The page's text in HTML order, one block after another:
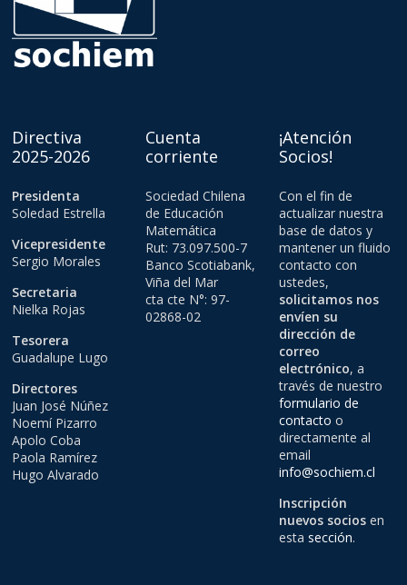
Directiva
2025-2026
Presidenta
Soledad Estrella
Vicepresidente
Sergio Morales
Secretaria
Nielka Rojas
Tesorera
Guadalupe Lugo
Directores
Juan José Núñez
Noemí Pizarro
Apolo Coba
Paola Ramírez
Hugo Alvarado
Cuenta
corriente
Sociedad Chilena
de Educación
Matemática
Rut: 73.097.500-7
Banco Scotiabank,
Viña del Mar
cta cte N°: 97-
02868-02
¡Atención
Socios!
Con el fin de
actualizar nuestra
base de datos y
mantener un fluido
contacto con
ustedes,
solicitamos nos
envíen su
dirección de
correo
electrónico, a
través de nuestro
formulario de
contacto o
directamente al
email
info@sochiem.cl
Inscripción
nuevos sociosen
esta sección.